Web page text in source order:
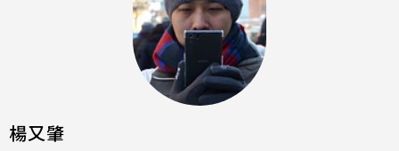
楊又肇